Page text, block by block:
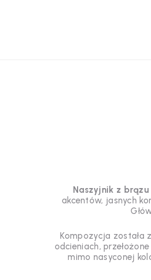
Naszyjnik z
akcentów, jasnych
Kompozycja została
odcieniach,
mimo nasyconej